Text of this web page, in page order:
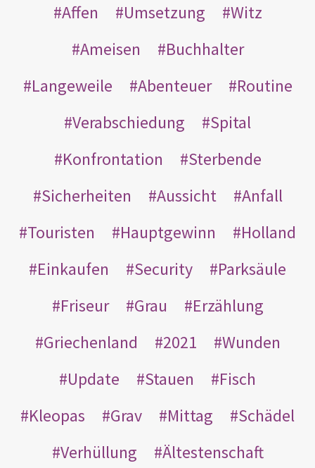
Affen
Umsetzung
Witz
Ameisen
Buchhalter
Langeweile
Abenteuer
Routine
Verabschiedung
Spital
Konfrontation
Sterbende
Sicherheiten
Aussicht
Anfall
Touristen
Hauptgewinn
Holland
Einkaufen
Security
Parksäule
Friseur
Grau
Erzählung
Griechenland
2021
Wunden
Update
Stauen
Fisch
Kleopas
Grav Mittag
Schädel
Verhüllung
Ältestenschaft